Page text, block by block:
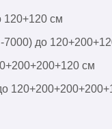
120+120 см
7000) до
см